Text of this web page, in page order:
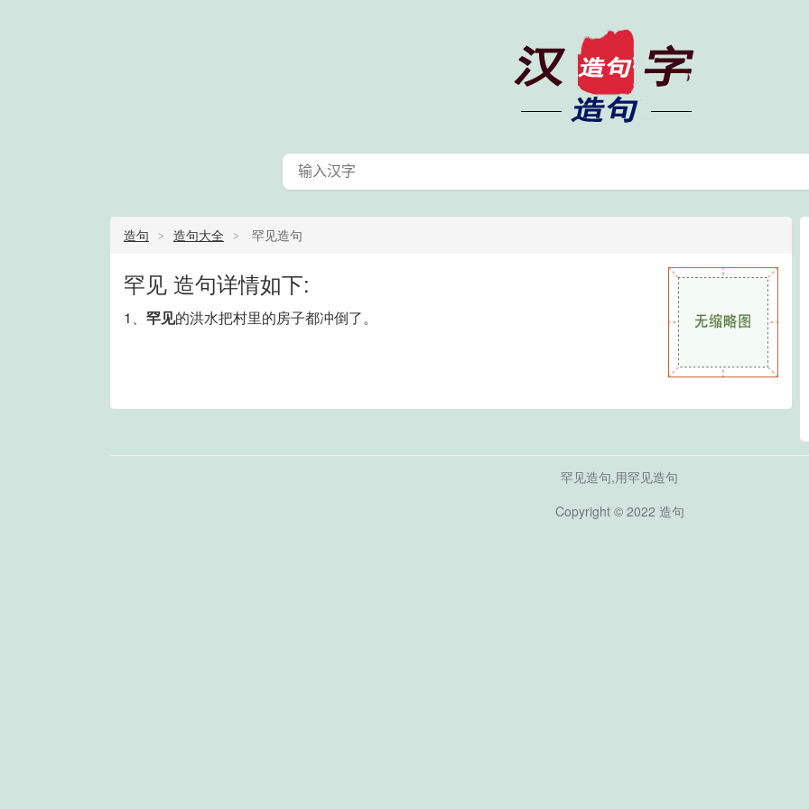
造句 造句大全 罕见造句
罕见 造句详情如下:
1、 罕见的洪水把村里的房子都冲倒了。
罕见造句,用罕见造句
Copyright © 2022 造句